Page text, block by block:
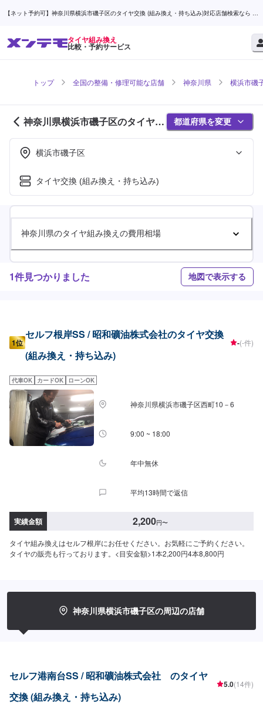
【ネット予約可】神奈川県横浜市磯子区のタイヤ交換 (組み換え・持ち込み)対応店舗検索なら (1
タイヤ組み換え
比較・予約サービス
トップ 全国の整備・修理可能な店舗 神奈川県 横浜市磯
神奈川県横浜市磯子区のタイヤ組
み換え対応店舗紹介 (1ページ目)
都道府県を変更
横浜市磯子区
タイヤ交換 (組み換え・持ち込み)
神奈川県のタイヤ組み換えの費用相場
1件見つかりました 地図で表示する
1位
セルフ根岸SS / 昭和礦油株式会社のタイヤ交換
(組み換え・持ち込み)
-(-件)
代車OK カードOK ローンOK
神奈川県横浜市磯子区西町10－6
9:00 ~ 18:00
年中無休
平均13時間で返信
実績金額 2,200円〜
タイヤ組み換えはセルフ根岸にお任せください。お気軽にご予約ください。
タイヤの販売も行っております。<目安金額>1本2,200円4本8,800円
神奈川県横浜市磯子区の周辺の店舗
セルフ港南台SS / 昭和礦油株式会社 のタイヤ
交換 (組み換え・持ち込み)
5.0(14件)